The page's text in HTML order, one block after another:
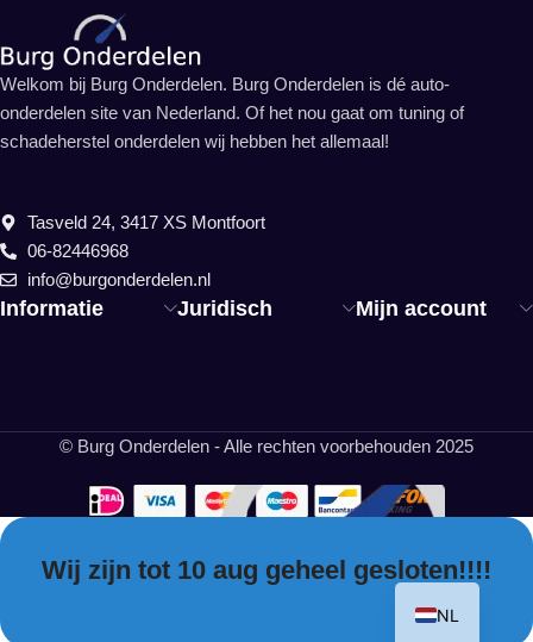
Informatie Juridisch Mijn account
Welkom bij Burg Onderdelen. Burg Onderdelen is dé auto-
onderdelen site van Nederland. Of het nou gaat om tuning of
schadeherstel onderdelen wij hebben het allemaal!
Tasveld 24, 3417 XS Montfoort
06-82446968
info@burgonderdelen.nl
© Burg Onderdelen - Alle rechten voorbehouden 2025
Wij zijn tot 10 aug geheel gesloten!!!!
NL
EN